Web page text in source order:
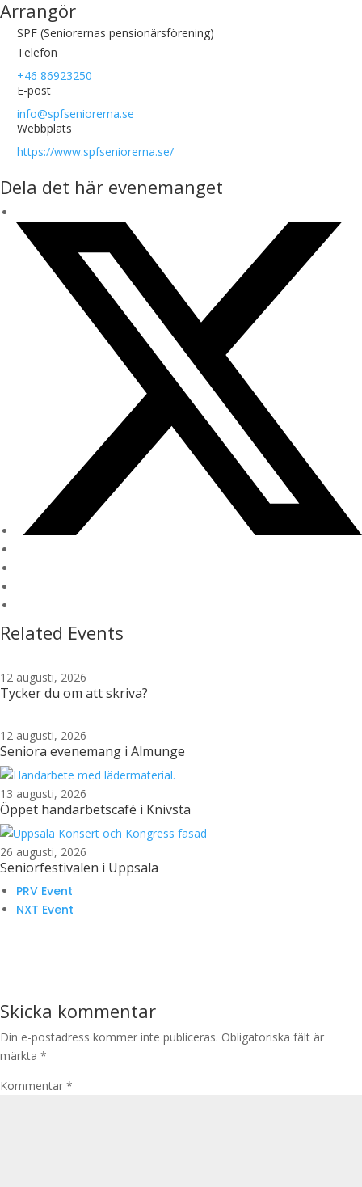
Arrangör
SPF (Seniorernas pensionärsförening)
Telefon
+46 86923250
E-post
info@spfseniorerna.se
Webbplats
https://www.spfseniorerna.se/
Dela det här evenemanget
Related Events
12 augusti, 2026
Tycker du om att skriva?
12 augusti, 2026
Seniora evenemang i Almunge
13 augusti, 2026
Öppet handarbetscafé i Knivsta
26 augusti, 2026
Seniorfestivalen i Uppsala
PRV Event
NXT Event
Skicka kommentar
Din e-postadress kommer inte publiceras. Obligatoriska fält är
märkta *
Kommentar *